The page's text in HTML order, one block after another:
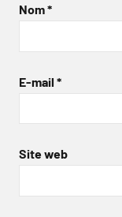
Nom*
E-mail *
Site web